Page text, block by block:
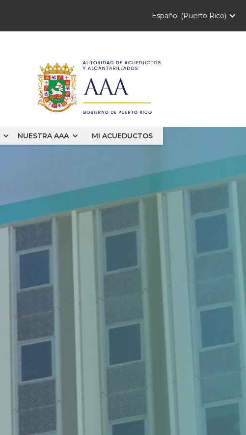
Español (Puerto Rico)
NUESTRA AAA MI ACUEDUCTOS